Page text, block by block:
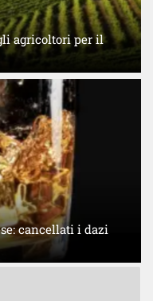
agricoltori per il
cancellati i dazi